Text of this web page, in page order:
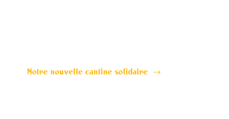
Notre nouvelle cantine solidaire →